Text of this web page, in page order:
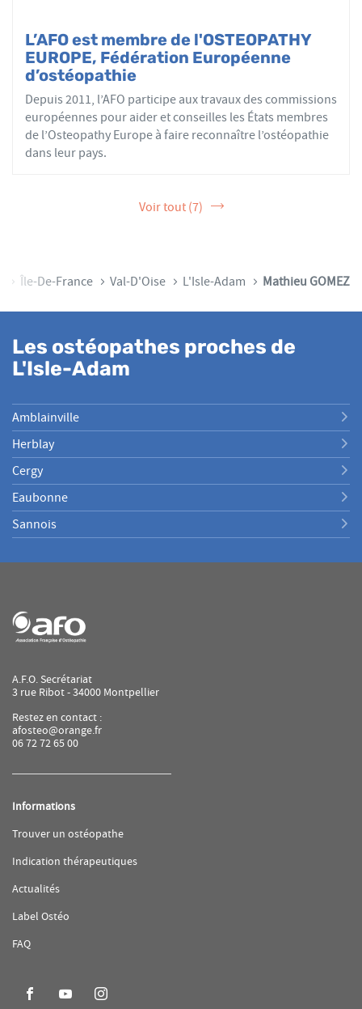
L’AFO est membre de l'OSTEOPATHY
EUROPE, Fédération Européenne
d’ostéopathie
Depuis 2011, l’AFO participe aux travaux des commissions
européennes pour aider et conseilles les États membres
de l’Osteopathy Europe à faire reconnaître l’ostéopathie
dans leur pays.
Voir tout (7)
Île-De-France Val-D'Oise L'Isle-Adam Mathieu GOMEZ
Les ostéopathes proches de
L'Isle-Adam
Amblainville
Herblay
Cergy
Eaubonne
Sannois
A.F.O. Secrétariat
3 rue Ribot - 34000 Montpellier
Restez en contact :
afosteo@orange.fr
06 72 72 65 00
Informations
Trouver un ostéopathe(ouvre
une
Indication thérapeutiques(ouvre
Actualités(ouvre
une
Label Ostéo
FAQ(ouvre
fenêtre)
Aller Aller Aller